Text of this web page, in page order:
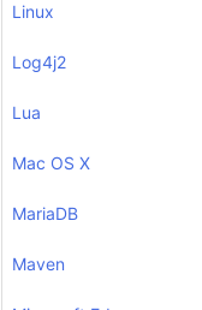
Linux
Log4j2
Lua
Mac OS X
MariaDB
Maven